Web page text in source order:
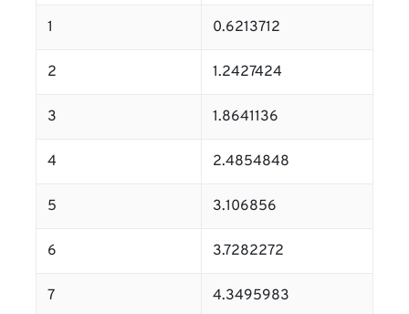
1 0.6213712
2 1.2427424
3 1.8641136
4 2.4854848
5 3.106856
6 3.7282272
7 4.3495983